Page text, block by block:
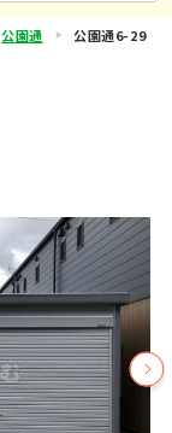
公園通 公園通6-29